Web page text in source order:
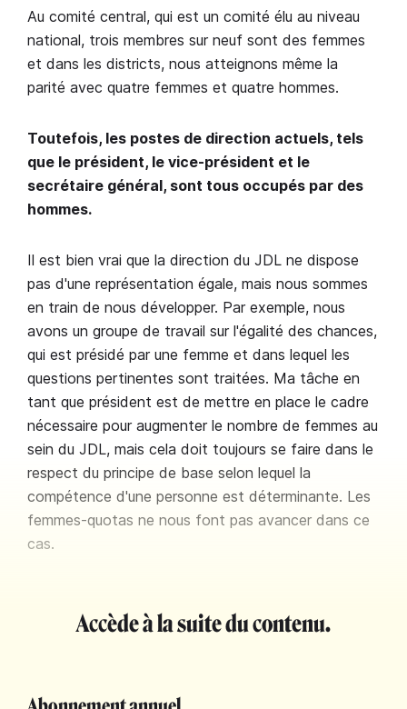
Au comité central, qui est un comité élu au niveau
national, trois membres sur neuf sont des femmes
et dans les districts, nous atteignons même la
parité avec quatre femmes et quatre hommes.
Toutefois, les postes de direction actuels, tels
que le président, le vice-président et le
secrétaire général, sont tous occupés par des
hommes.
Il est bien vrai que la direction du JDL ne dispose
pas d'une représentation égale, mais nous sommes
en train de nous développer. Par exemple, nous
avons un groupe de travail sur l'égalité des chances,
qui est présidé par une femme et dans lequel les
questions pertinentes sont traitées. Ma tâche en
tant que président est de mettre en place le cadre
nécessaire pour augmenter le nombre de femmes au
sein du JDL, mais cela doit toujours se faire dans le
respect du principe de base selon lequel la
compétence d'une personne est déterminante. Les
femmes-quotas ne nous font pas avancer dans ce
cas.
Accède à la suite du contenu.